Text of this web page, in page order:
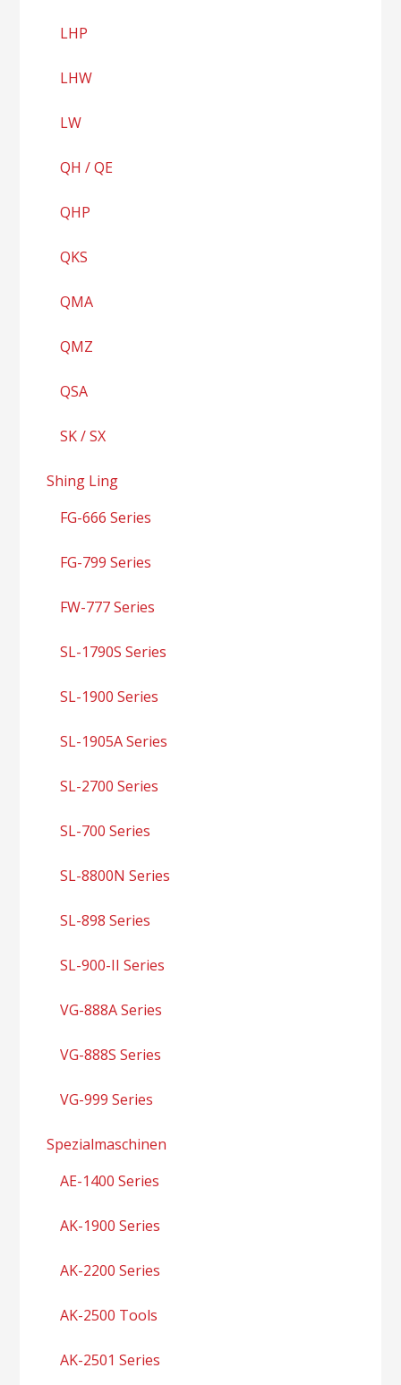
LHP
LHW
LW
QH / QE
QHP
QKS
QMA
QMZ
QSA
SK / SX
Shing Ling
FG-666 Series
FG-799 Series
FW-777 Series
SL-1790S Series
SL-1900 Series
SL-1905A Series
SL-2700 Series
SL-700 Series
SL-8800N Series
SL-898 Series
SL-900-II Series
VG-888A Series
VG-888S Series
VG-999 Series
Spezialmaschinen
AE-1400 Series
AK-1900 Series
AK-2200 Series
AK-2500 Tools
AK-2501 Series